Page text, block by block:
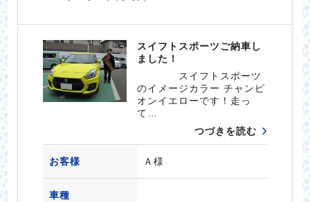
スイフトスポーツご納車し
ました！
スイフトスポーツ
のイメージカラー チャンピ
オンイエローです！走っ
て…
つづきを読む
お客様 Ａ様
車種